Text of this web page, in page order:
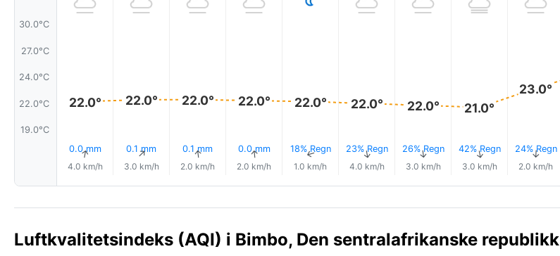
30.0°C
27.0°C
24.0°C
22.0°C
19.0°C
22.0°
0.0 mm
↑
4.0 km/h
22.0°
0.1 mm
↑
3.0 km/h
22.0°
0.1 mm
↑
2.0 km/h
22.0°
0.0 mm
↑
2.0 km/h
22.0°
18% Regn
↑
1.0 km/h
22.0°
23% Regn
↑
4.0 km/h
22.0°
26% Regn
↑
3.0 km/h
21.0°
42% Regn
↑
3.0 km/h
23.0°
24% Regn
↑
2.0 km/h
Luftkvalitetsindeks (AQI) i Bimbo, Den sentralafrikanske republikk